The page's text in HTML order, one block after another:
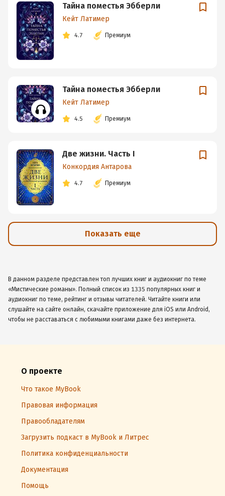
Тайна поместья Эбберли
Кейт Латимер
4.7 Премиум
Тайна поместья Эбберли
Кейт Латимер
4.5 Премиум
Две жизни. Часть I
Конкордия Антарова
4.7 Премиум
Показать еще
В данном разделе представлен топ лучших книг и аудиокниг по теме
«Мистические романы». Полный список из 1335 популярных книг и
аудиокниг по теме, рейтинг и отзывы читателей. Читайте книги или
слушайте на сайте онлайн, скачайте приложение для iOS или Android,
чтобы не расставаться с любимыми книгами даже без интернета.
О проекте
Что такое MyBook
Правовая информация
Правообладателям
Загрузить подкаст в MyBook и Литрес
Политика конфиденциальности
Документация
Помощь